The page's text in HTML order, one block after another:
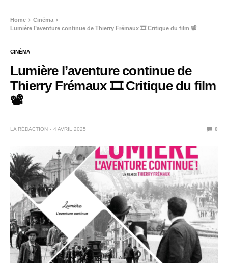
Home
Cinéma
Lumière l’aventure continue de Thierry Frémaux 🎞️ Critique du film 📽️
CINÉMA
Lumière l’aventure continue de
Thierry Frémaux 🎞️ Critique du film
📽️
LA RÉDACTION 4 AVRIL 2025 0